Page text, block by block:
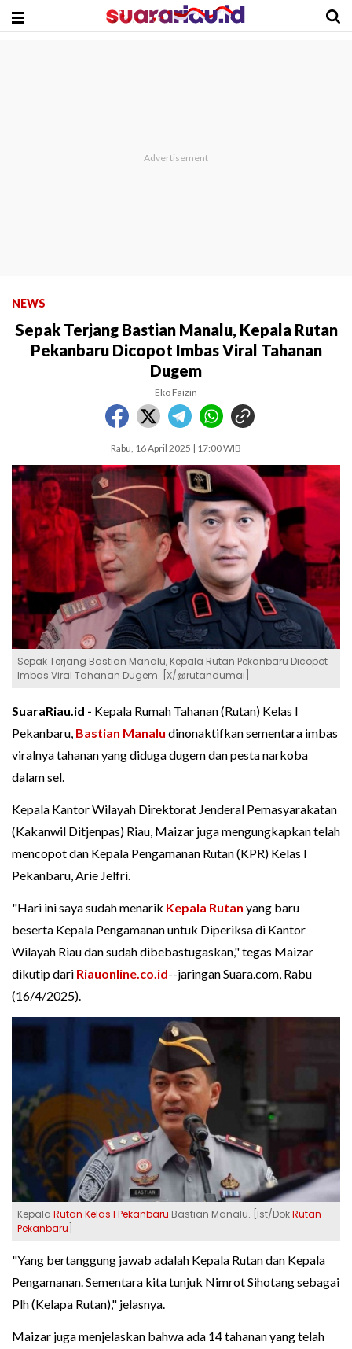
NEWS
Sepak Terjang Bastian Manalu, Kepala Rutan
Pekanbaru Dicopot Imbas Viral Tahanan
Dugem
Eko Faizin
Rabu, 16 April 2025 | 17:00 WIB
Sepak Terjang Bastian Manalu, Kepala Rutan Pekanbaru Dicopot
Imbas Viral Tahanan Dugem. [X/@rutandumai]
SuaraRiau.id - Kepala Rumah Tahanan (Rutan) Kelas I
Pekanbaru, Bastian Manalu dinonaktifkan sementara imbas
viralnya tahanan yang diduga dugem dan pesta narkoba
dalam sel.
Kepala Kantor Wilayah Direktorat Jenderal Pemasyarakatan
(Kakanwil Ditjenpas) Riau, Maizar juga mengungkapkan telah
mencopot dan Kepala Pengamanan Rutan (KPR) Kelas I
Pekanbaru, Arie Jelfri.
"Hari ini saya sudah menarik Kepala Rutan yang baru
beserta Kepala Pengamanan untuk Diperiksa di Kantor
Wilayah Riau dan sudah dibebastugaskan," tegas Maizar
dikutip dari Riauonline.co.id--jaringan Suara.com, Rabu
(16/4/2025).
Kepala Rutan Kelas I Pekanbaru Bastian Manalu. [Ist/DokRutan
Pekanbaru
"Yang bertanggung jawab adalah Kepala Rutan dan Kepala
Pengamanan. Sementara kita tunjuk Nimrot Sihotang sebagai
Plh (Kelapa Rutan)," jelasnya.
Maizar juga menjelaskan bahwa ada 14 tahanan yang telah